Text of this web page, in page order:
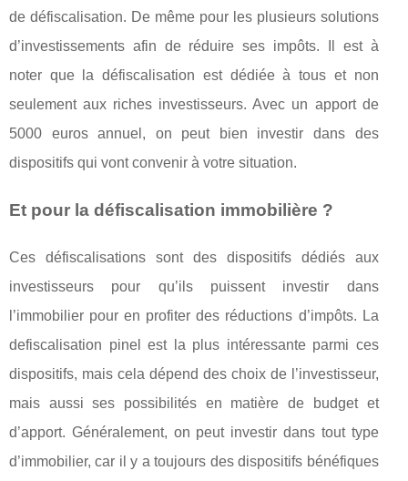
de défiscalisation. De même pour les plusieurs solutions
d’investissements afin de réduire ses impôts. Il est à
noter que la défiscalisation est dédiée à tous et non
seulement aux riches investisseurs. Avec un apport de
5000 euros annuel, on peut bien investir dans des
dispositifs qui vont convenir à votre situation.
Et pour la défiscalisation immobilière ?
Ces défiscalisations sont des dispositifs dédiés aux
investisseurs pour qu’ils puissent investir dans
l’immobilier pour en profiter des réductions d’impôts. La
defiscalisation pinel est la plus intéressante parmi ces
dispositifs, mais cela dépend des choix de l’investisseur,
mais aussi ses possibilités en matière de budget et
d’apport. Généralement, on peut investir dans tout type
d’immobilier, car il y a toujours des dispositifs bénéfiques